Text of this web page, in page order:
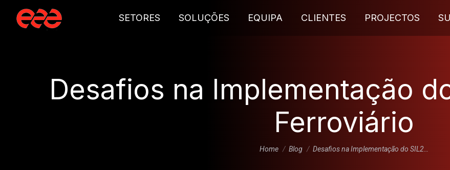
SETORES SOLUÇÕES EQUIPA CLIENTES PROJECTOS
Desafios na Implementação
Ferroviário
You are here:
Home Blog Desafios na Implementação do SIL2…